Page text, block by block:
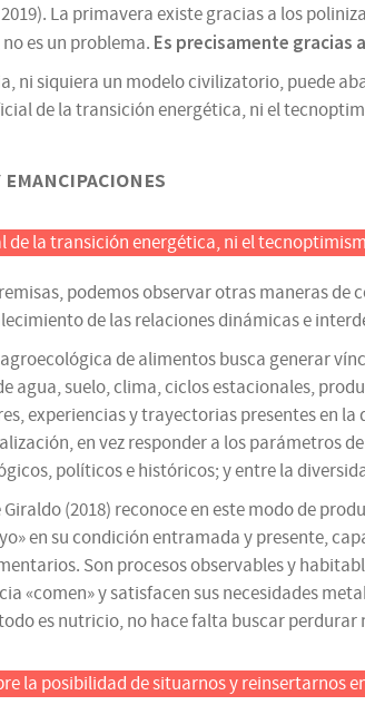
La primavera existe gracias a los
es un problema. Es precisamente gracias
ni siquiera un modelo civilizatorio, puede
de la transición energética, ni el
de la transición energética, ni el
podemos observar otras maneras
de las relaciones dinámicas e
de alimentos busca generar
agua, suelo, clima, ciclos estacionales,
experiencias y trayectorias presentes en
en vez responder a los parámetros
políticos e históricos; y entre la
(2018) reconoce en este modo de
en su condición entramada y presente,
Son procesos observables y
«comen» y satisfacen sus necesidades
es nutricio, no hace falta buscar
la posibilidad de situarnos y reinsertarnos